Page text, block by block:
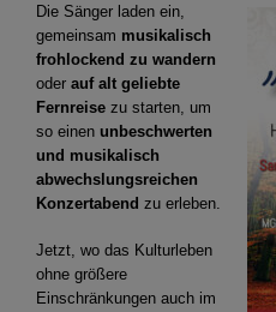
Die Sänger laden ein,
gemeinsam musikalisch
frohlockend zu wandern
oder auf alt geliebte
Fernreise zu starten, um
so einen unbeschwerten
und musikalisch
abwechslungsreichen
Konzertabend zu erleben.
Jetzt, wo das Kulturleben
ohne größere
Einschränkungen auch im